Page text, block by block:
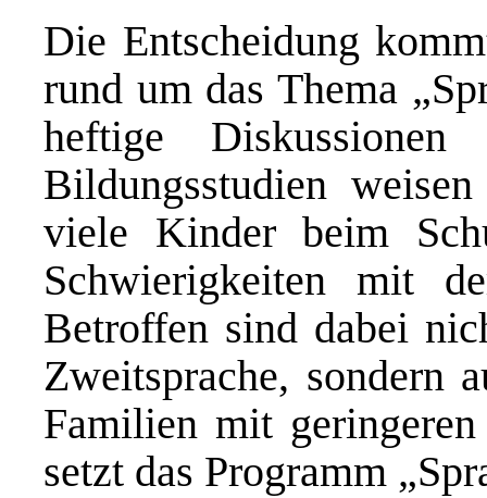
Die Entscheidung
rund um das Thema
heftige
Bildungsstudien
viele Kinder beim
Schwierigkeiten mit
Betroffen sind dabei
Zweitsprache, sondern
Familien mit
setzt das Programm